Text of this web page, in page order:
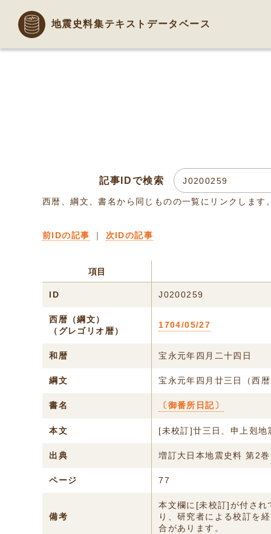
地震史料集テキストデータベース
記事IDで検索
西暦、綱文、書名から同じものの一覧にリンクします
前IDの記事 ｜ 次IDの記事
項目
ID J0200259
西暦（綱文）
（グレゴリオ暦）
1704/05/27
和暦 宝永元年四月二十四日
綱文 宝永元年四月廿三日（西
書名 〔御番所日記〕
本文 [未校訂]廿三日、申上剋地
出典 増訂大日本地震史料 第2巻
ページ 77
備考
本文欄に[未校訂]が付され
り、研究者による校訂を
合があります。